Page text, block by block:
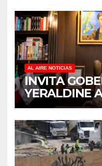
EN
ADULTOS
AL AIRE NOTICIAS
INVITA
YERALDINE
JORNADA
PLANTARÁN
DE ÁRBOLES